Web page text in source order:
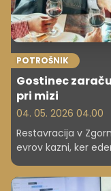
POTROŠNIK
Gostinec
pri mizi
04. 05. 2026 04.00
Restavracija v
evrov kazni, ker
pravi, da gre za